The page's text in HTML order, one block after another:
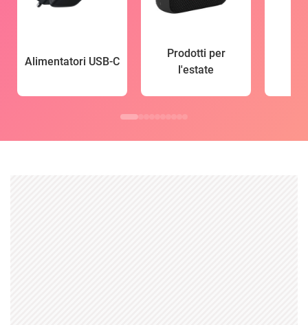
Alimentatori USB-C
Prodotti per
l'estate